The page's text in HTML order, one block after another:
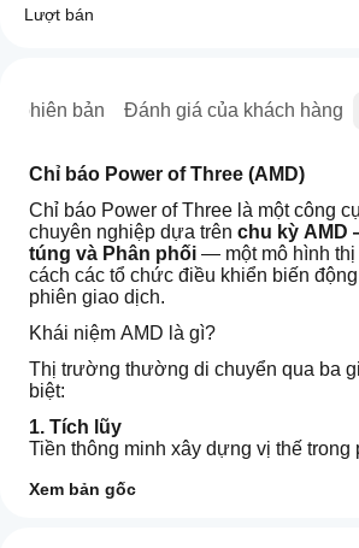
phiên bản Đánh giá của khách hàng
Chỉ báo Power of Three (AMD)
Chỉ báo Power of Three là một công
chuyên nghiệp dựa trên chu kỳ AMD
túng và Phân phối — một mô hình thị
cách các tổ chức điều khiển biến
phiên giao dịch.
Khái niệm AMD là gì?
Thị trường thường di chuyển qua ba
biệt:
1. Tích lũy
Tiền thông minh xây dựng vị thế trong
đang được chuẩn bị.
Xem bản gốc
Lượt bán